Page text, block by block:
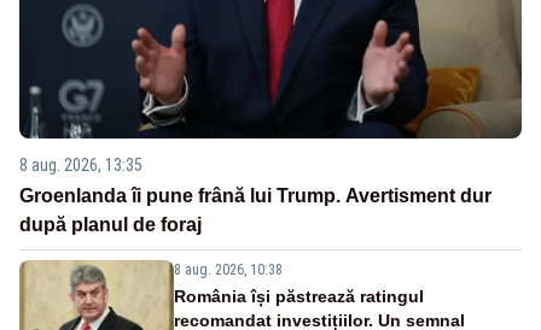
8 aug. 2026, 13:35
Groenlanda îi pune frână lui Trump. Avertisment dur
după planul de foraj
8 aug. 2026, 10:38
România își păstrează ratingul
recomandat investițiilor. Un semnal